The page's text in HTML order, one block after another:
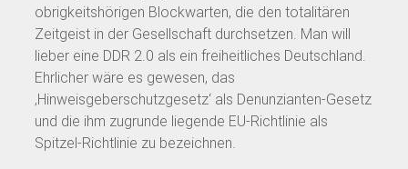
obrigkeitshörigen Blockwarten, die den totalitären
Zeitgeist in der Gesellschaft durchsetzen. Man will
lieber eine DDR 2.0 als ein freiheitliches Deutschland.
Ehrlicher wäre es gewesen, das
‚Hinweisgeberschutzgesetz‘ als Denunzianten-Gesetz
und die ihm zugrunde liegende EU-Richtlinie als
Spitzel-Richtlinie zu bezeichnen.